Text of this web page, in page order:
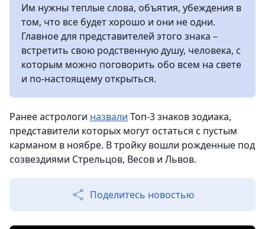
Им нужны теплые слова, объятия, убеждения в
том, что все будет хорошо и они не одни.
Главное для представителей этого знака –
встретить свою родственную душу, человека, с
которым можно поговорить обо всем на свете
и по-настоящему открыться.
Ранее астрологи назвали Топ-3 знаков зодиака,
представители которых могут остаться с пустым
карманом в ноябре. В тройку вошли рожденные под
созвездиями Стрельцов, Весов и Львов.
Поделитесь новостью